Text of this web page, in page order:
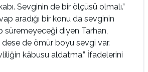
Sevginin de bir ölçüsü olmalı.”
aradığı bir konu da sevginin
süremeyeceği diyen Tarhan,
de ömür boyu sevgi var.
kâbusu aldatma.” İfadelerini